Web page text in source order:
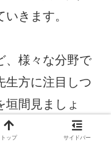
きます。
、様々な分野で
生方に注目しつ
垣間見ましょ
トップ サイドバー